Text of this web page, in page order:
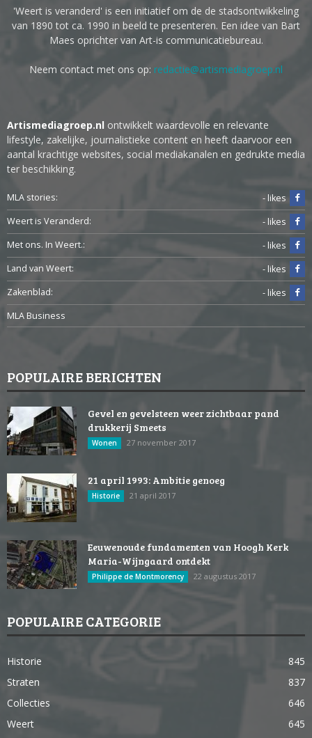
'Weert is veranderd' is een initiatief om de de stadsontwikkeling
van 1890 tot ca. 1990 in beeld te presenteren. Een idee van Bart
Maes oprichter van Art-is communicatiebureau.
Neem contact met ons op: redactie@artismediagroep.nl
Artismediagroep.nl ontwikkelt waardevolle en relevante
lifestyle, zakelijke, journalistieke content en heeft daarvoor een
aantal krachtige websites, social mediakanalen en gedrukte media
ter beschikking.
MLA stories:
- likes
Weert is Veranderd:
- likes
Met ons. In Weert.:
- likes
Land van Weert:
- likes
Zakenblad:
- likes
MLA Business
POPULAIRE BERICHTEN
Gevel en gevelsteen weer zichtbaar pand
drukkerij Smeets
Wonen 27 november 2017
21 april 1993: Ambitie genoeg
Historie 21 april 2017
Eeuwenoude fundamenten van Hoogh Kerk
Maria-Wijngaard ontdekt
Philippe de Montmorency 22 augustus 2017
POPULAIRE CATEGORIE
Historie
845
Straten
837
Collecties
646
Weert
645